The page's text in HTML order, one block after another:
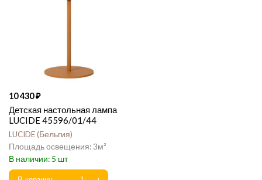
10 430
Детская настольная лампа
LUCIDE 45596/01/44
LUCIDE Бельгия
3
5